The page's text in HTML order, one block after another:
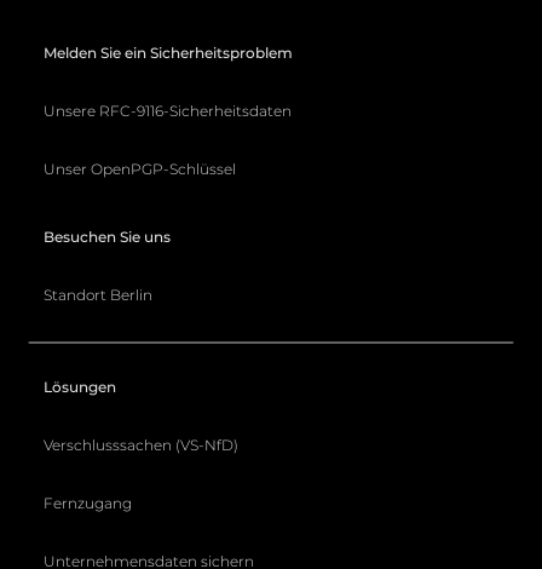
Melden Sie ein Sicherheitsproblem
Unsere RFC-9116-Sicherheitsdaten
Unser OpenPGP-Schlüssel
Besuchen Sie uns
Standort Berlin
Lösungen
Verschlusssachen (VS-NfD)
Fernzugang
Unternehmensdaten sichern